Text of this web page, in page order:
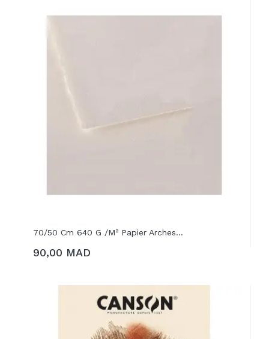
70/50 Cm 640 G /m² Papier Arches...
AJOUTER AU PANIER
90,00 MAD